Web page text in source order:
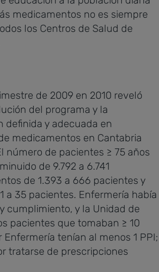
medicamentos no es siempre
los Centros de Salud de
de 2009 en 2010 reveló
del programa y la
definida y adecuada en
medicamentos en Cantabria
número de pacientes ≥ 75 años
de 9.792 a 6.741
de 1.393 a 666 pacientes y
a 35 pacientes. Enfermería había
cumplimiento, y la Unidad de
pacientes que tomaban ≥ 10
tenían al menos 1 PPI;
tratarse de prescripciones